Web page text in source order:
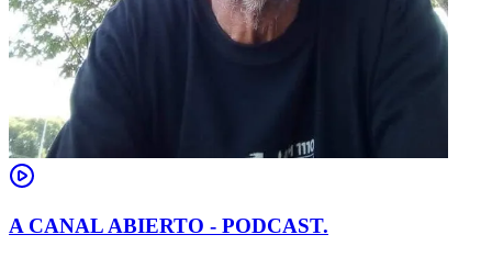
A CANAL ABIERTO - PODCAST.